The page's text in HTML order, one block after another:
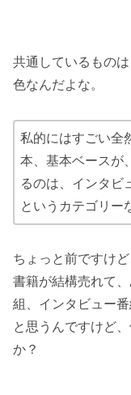
共通しているもの
色なんだよな。
私的にはすごい全
本、基本ベースが
るのは、インタビ
というカテゴリー
ちょっと前ですけ
書籍が結構売れて
組、インタビュー
と思うんですけど
か？